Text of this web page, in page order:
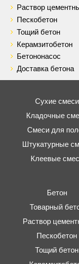
Раствор
Пескобетон
Тощий бетон
Керамзитобетон
Бетононасос
Доставка бетона
Сухие смеси
Кладочные
Смеси для
Штукатурные
Клеевые
Бетон
Товарный
Раствор
Пескобетон
Тощий бетон